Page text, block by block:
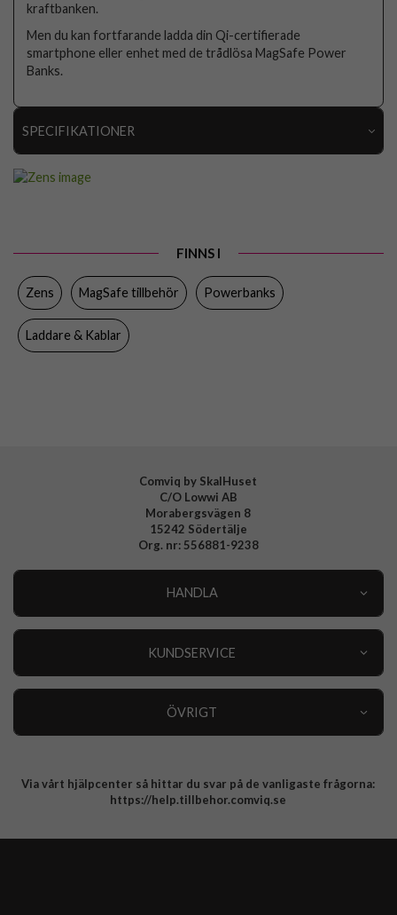
kraftbanken.
Men du kan fortfarande ladda din Qi-certifierade
smartphone eller enhet med de trådlösa MagSafe Power
Banks.
SPECIFIKATIONER
Material
Tillverkarens art nr
FINNS I
Zens MagSafe tillbehör Powerbanks
Laddare & Kablar
Comviq by SkalHuset
C/O Lowwi AB
Morabergsvägen 8
15242 Södertälje
Org. nr: 556881-9238
HANDLA
KUNDSERVICE
ÖVRIGT
Integritetspolicy
Via vårt hjälpcenter så hittar du svar på de vanligaste frågorna:
https://help.tillbehor.comviq.se